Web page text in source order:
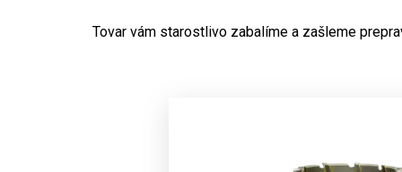
Tovar vám starostlivo zabalíme a zašleme